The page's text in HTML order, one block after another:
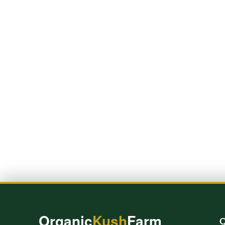
OrganicKushFarm